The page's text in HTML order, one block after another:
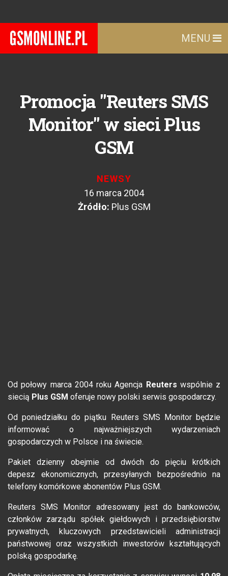
MENU
Promocja "Reuters SMS
Monitor" w sieci Plus
GSM
NEWSY
16 marca 2004
Żródło: Plus GSM
Od połowy marca 2004 roku Agencja Reuters wspólnie z
siecią Plus GSM oferuje nowy polski serwis gospodarczy.
Od poniedziałku do piątku Reuters SMS Monitor będzie
informować o najważniejszych wydarzeniach
gospodarczych w Polsce i na świecie.
Pakiet dzienny obejmie od dwóch do pięciu krótkich
depesz ekonomicznych, przesyłanych bezpośrednio na
telefony komórkowe abonentów Plus GSM.
Reuters SMS Monitor adresowany jest do bankowców,
członków zarządu spółek giełdowych i przedsiębiorstw
prywatnych, kluczowych przedstawicieli administracji
państwowej oraz wszystkich inwestorów kształtujących
polską gospodarkę.